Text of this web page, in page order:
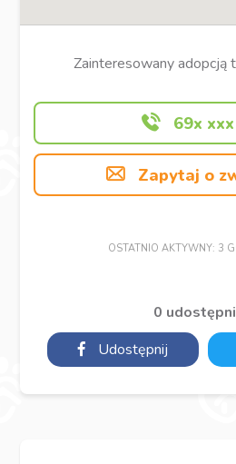
Zainteresowany adopcją
69x
Zapytaj o
OSTATNIO AKTYWNY: 3
0
Udostępnij